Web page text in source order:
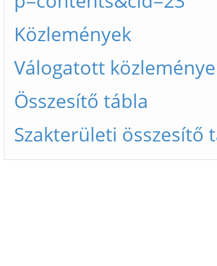
Közlemények
Válogatott
Összesítő tábla
Szakterületi összesítő